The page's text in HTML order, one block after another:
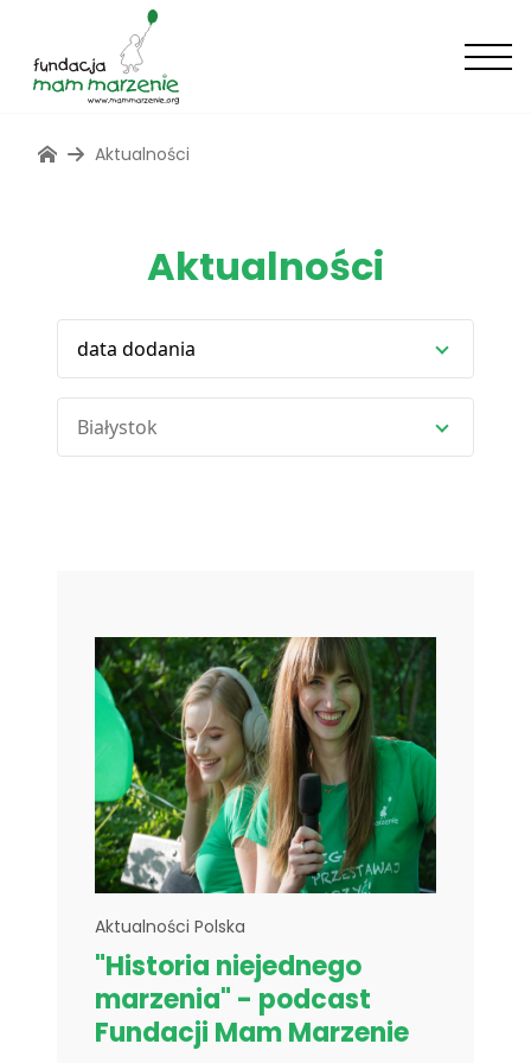
Aktualności
Aktualności
data dodania
Białystok
Aktualności Polska
"Historia niejednego
marzenia" - podcast
Fundacji Mam Marzenie